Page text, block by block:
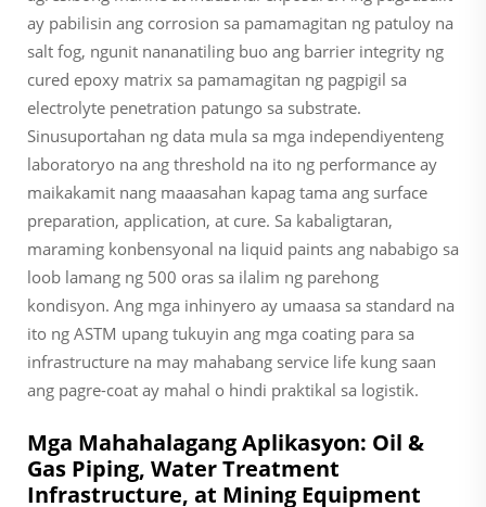
ay pabilisin ang corrosion sa pamamagitan ng patuloy na
salt fog, ngunit nananatiling buo ang barrier integrity ng
cured epoxy matrix sa pamamagitan ng pagpigil sa
electrolyte penetration patungo sa substrate.
Sinusuportahan ng data mula sa mga independiyenteng
laboratoryo na ang threshold na ito ng performance ay
maikakamit nang maaasahan kapag tama ang surface
preparation, application, at cure. Sa kabaligtaran,
maraming konbensyonal na liquid paints ang nababigo sa
loob lamang ng 500 oras sa ilalim ng parehong
kondisyon. Ang mga inhinyero ay umaasa sa standard na
ito ng ASTM upang tukuyin ang mga coating para sa
infrastructure na may mahabang service life kung saan
ang pagre-coat ay mahal o hindi praktikal sa logistik.
Mga Mahahalagang Aplikasyon: Oil &
Gas Piping, Water Treatment
Infrastructure, at Mining Equipment